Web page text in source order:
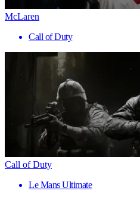
McLaren
Call of Duty
Call of Duty
Le Mans Ultimate